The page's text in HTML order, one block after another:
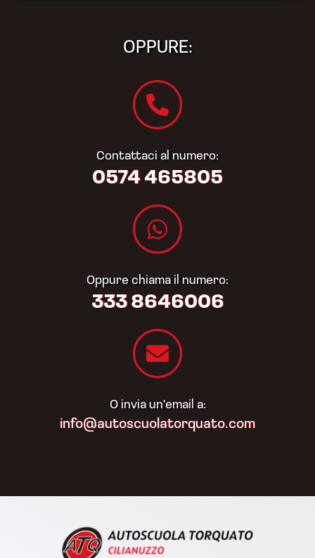
OPPURE:
Contattaci al numero:
0574 465805​
Oppure chiama il numero:
333 8646006
O invia un'email a:
info@autoscuolatorquato.com